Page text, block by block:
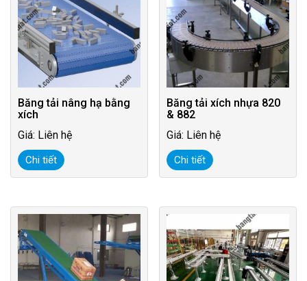
Băng tải nâng hạ bằng
xích
Giá: Liên hệ
Chi tiết
Băng tải xích nhựa 820
& 882
Giá: Liên hệ
Chi tiết